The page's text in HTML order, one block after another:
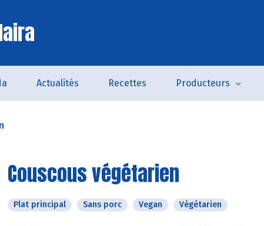
Actualités Recettes Producteurs
Couscous végétarien
Plat principal Sans porc Vegan Végétarien